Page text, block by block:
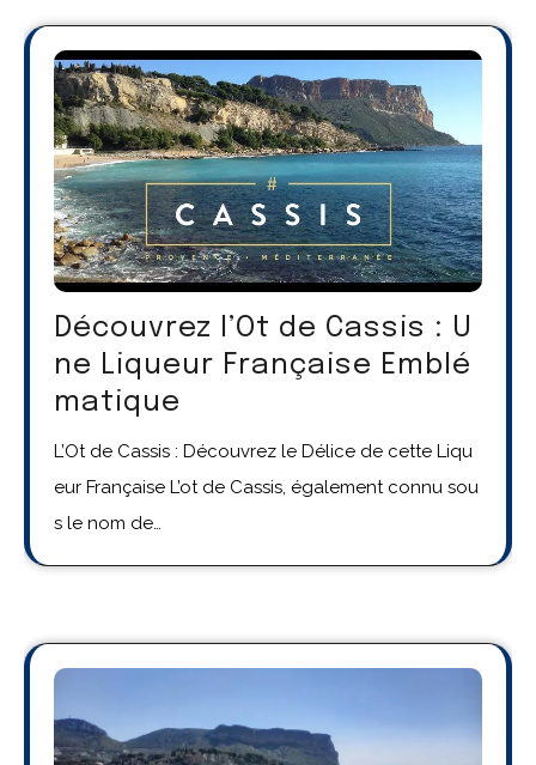
Découvrez l’Ot de Cassis : U
ne Liqueur Française Emblé
matique
L’Ot de Cassis : Découvrez le Délice de cette Liqu
eur Française L’ot de Cassis, également connu sou
s le nom de…